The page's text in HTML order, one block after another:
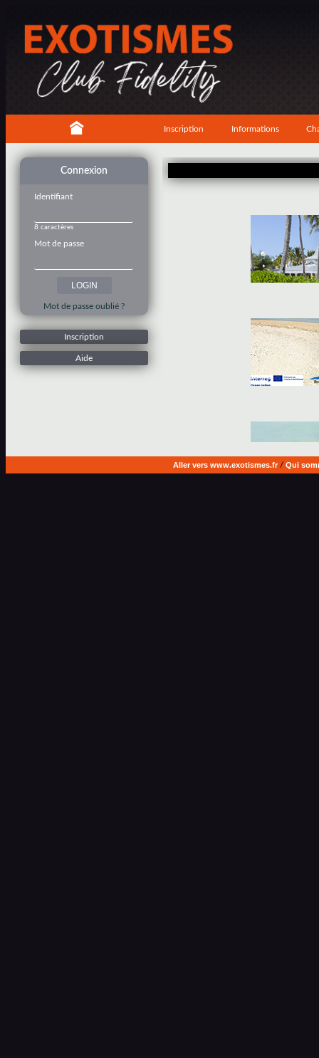
Inscription Informations
Connexion
Identifiant
8 caractères
Mot de passe
Mot de passe oublié ?
Inscription
Aide
Aller vers www.exotismes.fr/ Qui